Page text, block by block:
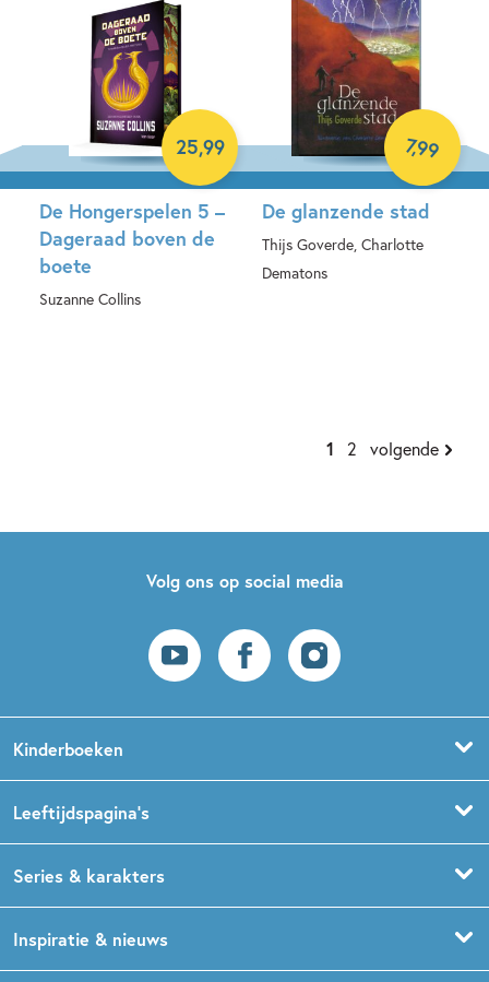
De Hongerspelen 5 –
Dageraad boven de
boete
Suzanne Collins
25,99
De glanzende stad
Thijs Goverde, Charlotte
Dematons
7,99
1 2 volgende
Volg ons op social media
Kinderboeken
Prentenboeken
Babyboeken
Leeftijdspagina’s
Boekentips 1,5 - 3 jaar
Series & karakters
Dog Man
Inspiratie & nieuws